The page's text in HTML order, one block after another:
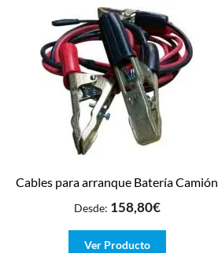
Cables para arranque Batería Camión
Desde: 158,80€
Ver Producto